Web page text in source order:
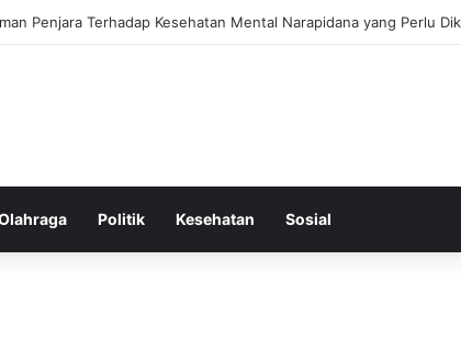
Ringkas untuk Memastikan Aktivitas Fisik Anda Tetap Konsisten
Politik Kesehatan Sosial